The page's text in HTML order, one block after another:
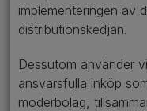
implementeringen av
distributionskedjan.
Dessutom använder
ansvarsfulla inköp
moderbolag,